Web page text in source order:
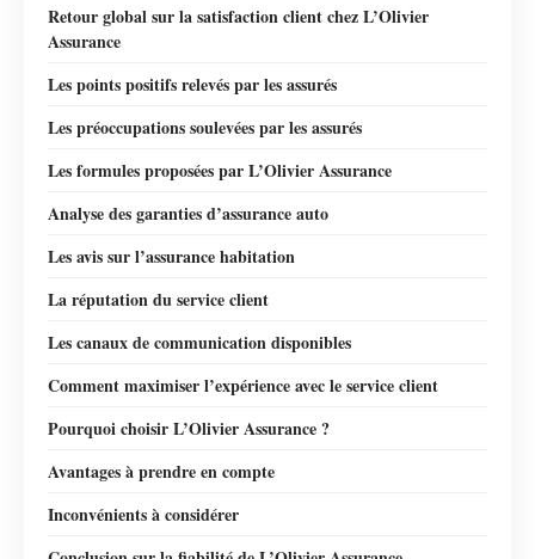
Retour global sur la satisfaction client chez L’Olivier
Assurance
Les points positifs relevés par les assurés
Les préoccupations soulevées par les assurés
Les formules proposées par L’Olivier Assurance
Analyse des garanties d’assurance auto
Les avis sur l’assurance habitation
La réputation du service client
Les canaux de communication disponibles
Comment maximiser l’expérience avec le service client
Pourquoi choisir L’Olivier Assurance ?
Avantages à prendre en compte
Inconvénients à considérer